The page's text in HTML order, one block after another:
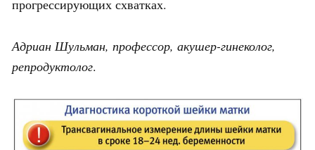
прогрессирующих схватках.
Адриан Шульман, профессор, акушер-гинеколог,
репродуктолог.